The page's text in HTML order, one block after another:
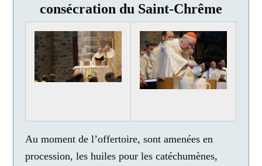
consécration du Saint-Chrême
Au moment de l’offertoire, sont amenées en
procession, les huiles pour les catéchumènes,